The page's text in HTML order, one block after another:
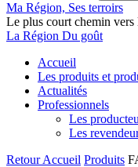
Ma Région, Ses terroirs
Le plus court chemin vers
La Région Du goût
Accueil
Les produits et
Actualités
Professionnels
Les
Les
RetourAccueil Produits